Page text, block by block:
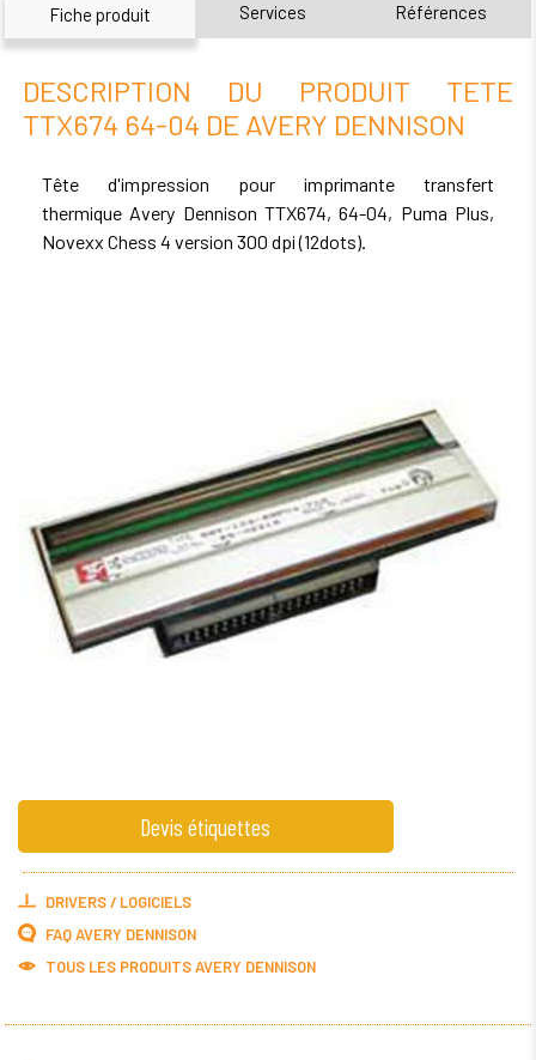
Devis étiquettes
DRIVERS / LOGICIELS
FAQ AVERY DENNISON
TOUS LES PRODUITSAVERY DENNISON
Fiche produit Services Références
DESCRIPTION DU PRODUIT TETE
TTX674 64-04 DE AVERY DENNISON
Tête d'impression pour imprimante transfert
thermique Avery Dennison TTX674, 64-04, Puma Plus,
Novexx Chess 4 version 300 dpi (12dots).